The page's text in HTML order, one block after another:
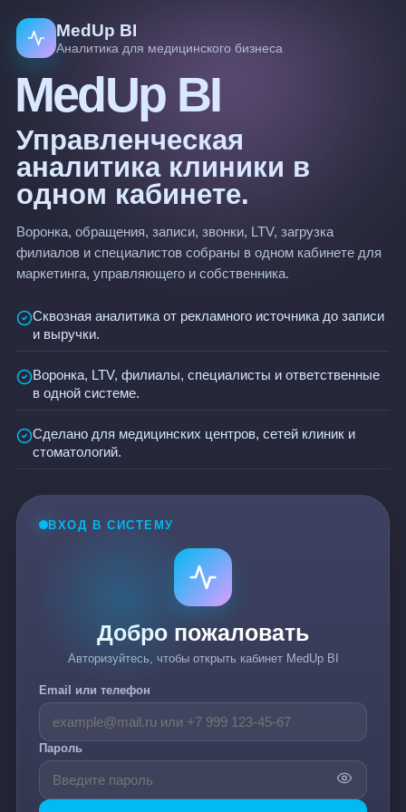
MedUp BI
Аналитика для медицинского бизнеса
MedUp BI
Управленческая
аналитика клиники в
одном кабинете.
Воронка, обращения, записи, звонки, LTV, загрузка
филиалов и специалистов собраны в одном кабинете для
маркетинга, управляющего и собственника.
Сквозная аналитика от рекламного источника до записи
и выручки.
Воронка, LTV, филиалы, специалисты и ответственные
в одной системе.
Сделано для медицинских центров, сетей клиник и
стоматологий.
ВХОД В СИСТЕМУ
Добро пожаловать
Авторизуйтесь, чтобы открыть кабинет MedUp BI
Email или телефон
Пароль